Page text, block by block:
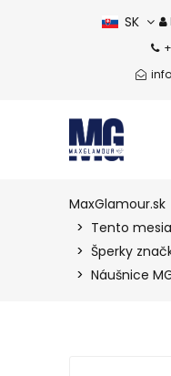
SK
Zobrazit
MaxGlamour.sk
Tento
Šperky
Náušnice